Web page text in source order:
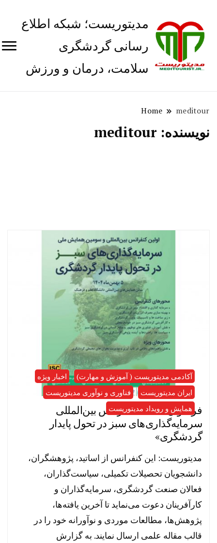
مدیتوریست؛ شبکه اطلاع
رسانی گردشگری
سلامت، درمان و ورزش
Home meditour
نویسنده:meditour
آکادمی مدیتوریست ( آموزش و مهارت)
اخبار ویژه
ایران مدیتوریست
فناوری و نوآوری مدیتوریست
همایش و رویداد مدیتوریست
فراخوان مقاله «کنفرانس بین‌المللی
سرمایه‌گذاری‌های سبز در تحول پایدار
گردشگری»
مدیتوریست: این کنفرانس از اساتید، پژوهشگران،
دانشجویان تحصیلات تکمیلی، سیاست‌گذاران،
فعالان صنعت گردشگری، سرمایه‌گذاران و
کارآفرینان دعوت می‌نماید تا آخرین یافته‌ها،
پژوهش‌ها، مطالعات موردی و نوآورانه خود را در
قالب مقاله علمی ارسال نمایند. به گزارش